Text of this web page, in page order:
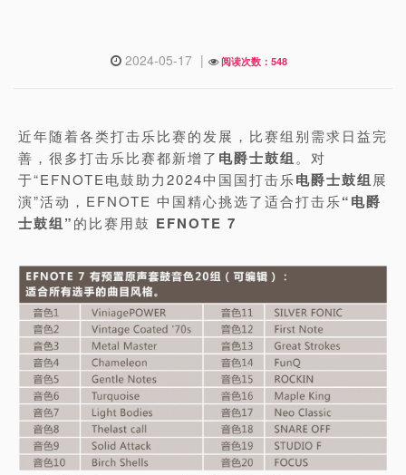
2024-05-17 | 阅读次数：548
近年随着各类打击乐比赛的发展，比赛组别需求日益完
善，很多打击乐比赛都新增了 电爵士鼓组。对
于“EFNOTE电鼓助力2024中国国打击乐电爵士鼓组展
演”活动，EFNOTE 中国精心挑选了适合打击乐“电爵
士鼓组”的比赛用鼓 EFNOTE 7